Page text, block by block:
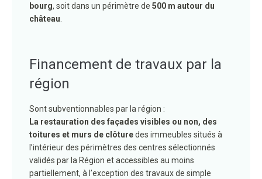
bourg, soit dans un périmètre de 500 m autour du
château
Financement de travaux par la
région
Sont subventionnables par la région :
La restauration des façades visibles ou non, des
toitures et murs de clôturedes immeubles situés à
l’intérieur des périmètres des centres sélectionnés
validés par la Région et accessibles au moins
partiellement, à l’exception des travaux de simple